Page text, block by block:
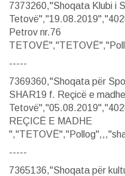
7373260,"Shoqata Klubi i
Petrov nr.76
-----
7369360,"Shoqata për
SHAR19 f. Reçicë e
REÇICË E MADHE
-----
7365136,"Shoqata për